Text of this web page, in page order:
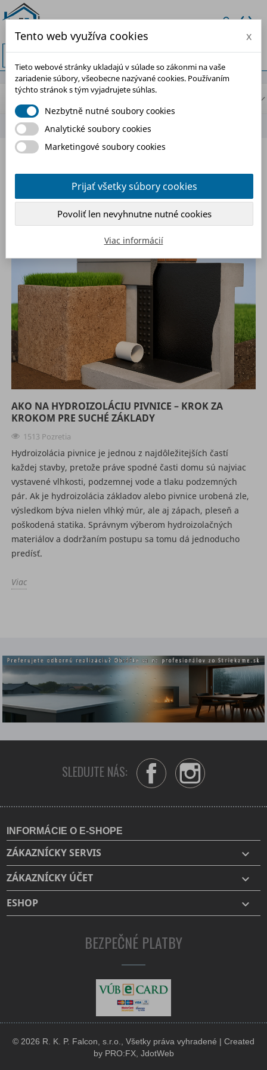
 
BLOG NAVIGATION
ŠTÍTEK:"IZOLÁCIA ZÁKLADOV"
AKO NA HYDROIZOLÁCIU PIVNICE – KROK ZA
KROKOM PRE SUCHÉ ZÁKLADY
1513 Pozretia
Hydroizolácia pivnice je jednou z najdôležitejších častí
každej stavby, pretože práve spodné časti domu sú najviac
vystavené vlhkosti, podzemnej vode a tlaku podzemných
pár. Ak je hydroizolácia základov alebo pivnice urobená zle,
výsledkom býva nielen vlhký múr, ale aj zápach, pleseň a
poškodená statika. Správnym výberom hydroizolačných
materiálov a dodržaním postupu sa tomu dá jednoducho
predísť.
Viac
SLEDUJTE NÁS: FacebookInstagram
INFORMÁCIE O E-SHOPE
ZÁKAZNÍCKY SERVIS 
ZÁKAZNÍCKY ÚČET 
ESHOP 
BEZPEČNÉ PLATBY
© 2026 R. K. P. Falcon, s.r.o., Všetky práva vyhradené | Created
by PRO:FX, JdotWeb
Tento web využíva cookies x
Tieto webové stránky ukladajú v súlade so zákonmi na vaše
zariadenie súbory, všeobecne nazývané cookies. Používaním
týchto stránok s tým vyjadrujete súhlas.
Nezbytně nutné soubory cookies
Analytické soubory cookies
Marketingové soubory cookies
Prijať všetky súbory cookies
Povoliť len nevyhnutne nutné cookies
Viac informácií